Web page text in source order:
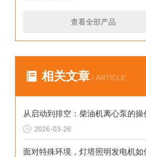
查看全部产品
相关文章 / ARTICLE
2026-03-26